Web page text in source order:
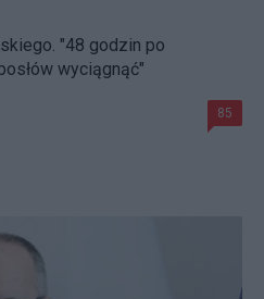
"48 godzin po
wyciągnąć"
85